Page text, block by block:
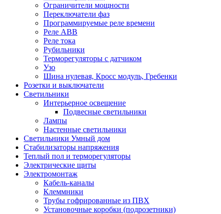
Ограничители мощности
Переключатели фаз
Программируемые реле времени
Реле ABB
Реле тока
Рубильники
Терморегуляторы с датчиком
Узо
Шина нулевая, Кросс модуль, Гребенки
Розетки и выключатели
Светильники
Интерьерное освещение
Подвесные светильники
Лампы
Настенные светильники
Светильники Умный дом
Стабилизаторы напряжения
Теплый пол и терморегуляторы
Электрические щиты
Электромонтаж
Кабель-каналы
Клеммники
Трубы гофрированные из ПВХ
Установочные коробки (подрозетники)